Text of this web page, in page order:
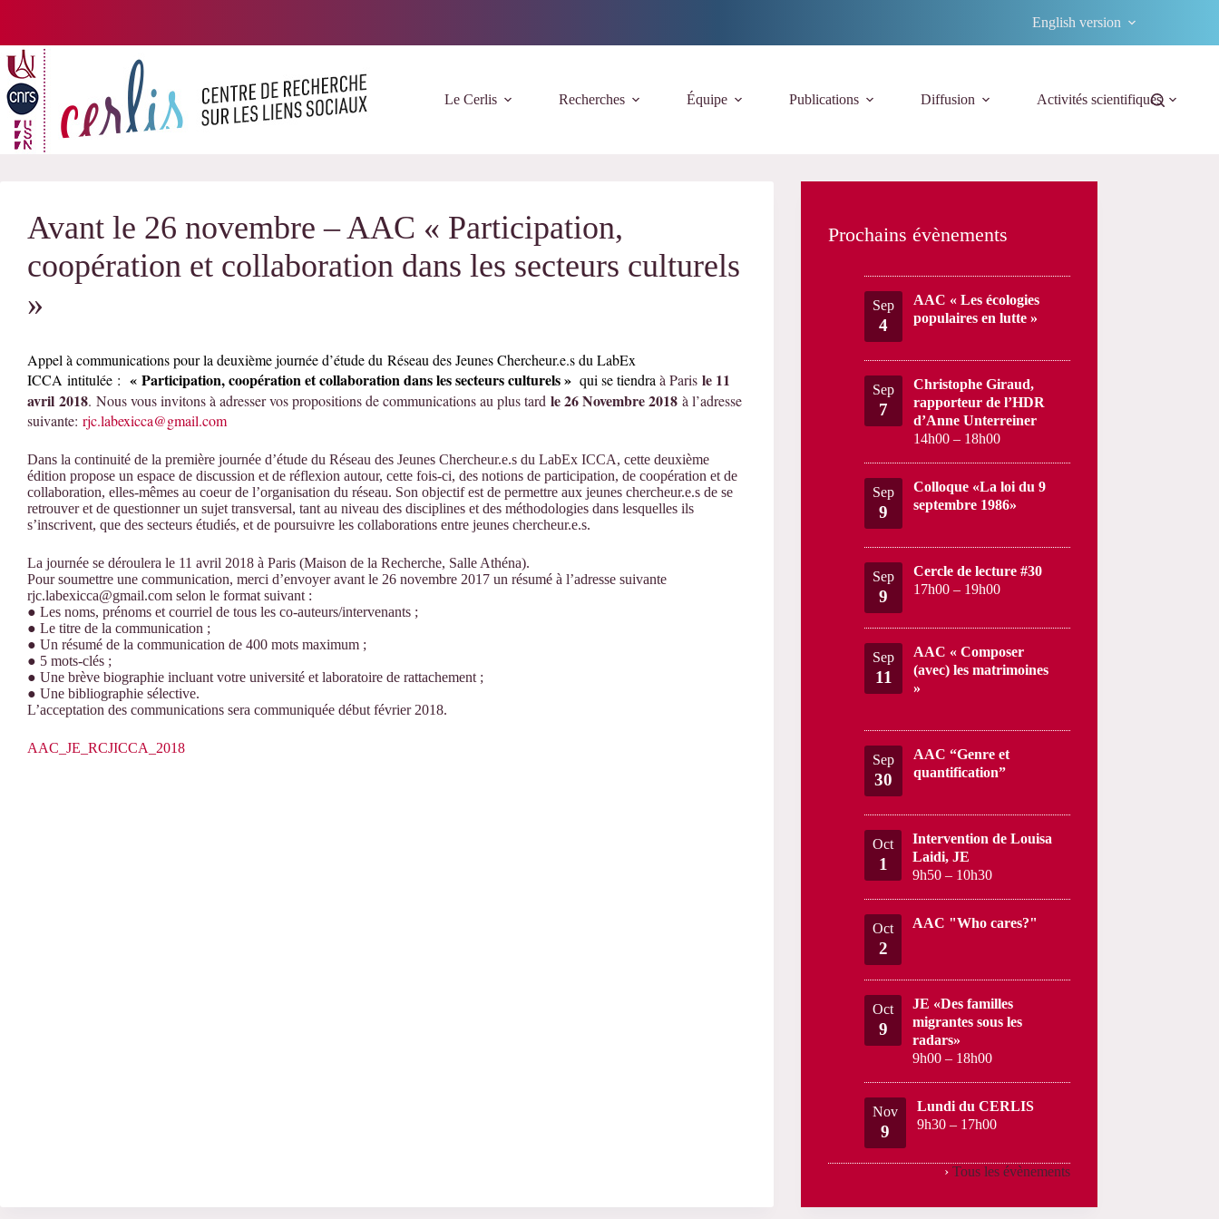
English version
Le Cerlis Recherches Équipe Publications Diffusion Activités scientifiques
Avant le 26 novembre – AAC « Participation,
coopération et collaboration dans les secteurs culturels
»
Appel à communications pour la deuxième journée d’étude du Réseau des Jeunes Chercheur.e.s du LabEx
ICCA intitulée : « Participation, coopération et collaboration dans les secteurs culturels» qui se tiendra à Paris le 11
avril 2018. Nous vous invitons à adresser vos propositions de communications au plus tard le 26 Novembre 2018 à l’adresse
suivante: rjc.labexicca@gmail.com
Dans la continuité de la première journée d’étude du Réseau des Jeunes Chercheur.e.s du LabEx ICCA, cette deuxième
édition propose un espace de discussion et de réflexion autour, cette fois-ci, des notions de participation, de coopération et de
collaboration, elles-mêmes au coeur de l’organisation du réseau. Son objectif est de permettre aux jeunes chercheur.e.s de se
retrouver et de questionner un sujet transversal, tant au niveau des disciplines et des méthodologies dans lesquelles ils
s’inscrivent, que des secteurs étudiés, et de poursuivre les collaborations entre jeunes chercheur.e.s.
La journée se déroulera le 11 avril 2018 à Paris (Maison de la Recherche, Salle Athéna).
Pour soumettre une communication, merci d’envoyer avant le 26 novembre 2017 un résumé à l’adresse suivante
rjc.labexicca@gmail.com selon le format suivant :
● Les noms, prénoms et courriel de tous les co-auteurs/intervenants ;
● Le titre de la communication ;
● Un résumé de la communication de 400 mots maximum ;
● 5 mots-clés ;
● Une brève biographie incluant votre université et laboratoire de rattachement ;
● Une bibliographie sélective.
L’acceptation des communications sera communiquée début février 2018.
AAC_JE_RCJICCA_2018
Prochains évènements
Sep
4
AAC « Les écologies
populaires en lutte »
Sep
7
Christophe Giraud,
rapporteur de l’HDR
d’Anne Unterreiner
14h00 – 18h00
Sep
9
Colloque «La loi du 9
septembre 1986»
Sep
9
Cercle de lecture #30
17h00 – 19h00
Sep
11
AAC « Composer
(avec) les matrimoines
»
Sep
30
AAC “Genre et
quantification”
Oct
1
Intervention de Louisa
Laidi, JE
9h50 – 10h30
Oct
2
AAC "Who cares?"
Oct
9
JE «Des familles
migrantes sous les
radars»
9h00 – 18h00
Nov
9
Lundi du CERLIS
9h30 – 17h00
› Tous les évènements